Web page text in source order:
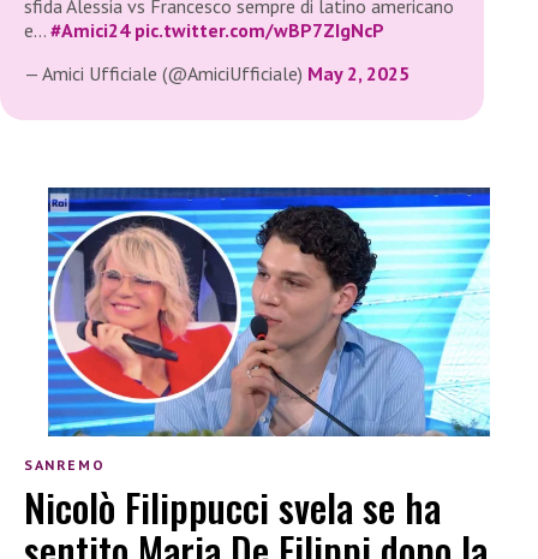
sfida Alessia vs Francesco sempre di latino americano
e… #Amici24 pic.twitter.com/wBP7ZIgNcP
— Amici Ufficiale (@AmiciUfficiale) May 2, 2025
SANREMO
Nicolò Filippucci svela se ha